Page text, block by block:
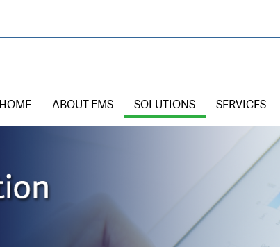
HOME ABOUT FMS SOLUTIONS SERVICES